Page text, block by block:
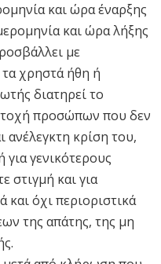
και ώρα έναρξης
και ώρα λήξης
με
χρηστά ήθη ή
διατηρεί το
προσώπων που δεν
ανέλεγκτη κρίση του,
γενικότερους
στιγμή και για
και όχι περιοριστικά
της απάτης, της μη